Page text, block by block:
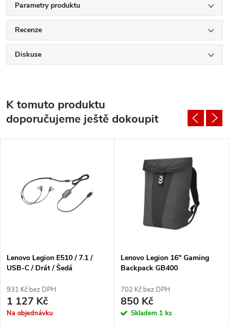
Parametry produktu
Recenze
Diskuse
K tomuto produktu
doporučujeme ještě dokoupit
Lenovo Legion E510 / 7.1 /
USB-C / Drát / Šedá
931 Kč bez DPH
1 127 Kč
Na objednávku
Lenovo Legion 16" Gaming
Backpack GB400
702 Kč bez DPH
850 Kč
Skladem 1 ks